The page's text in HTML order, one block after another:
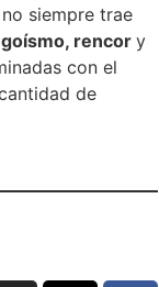
siempre trae
rencor y
con el
de